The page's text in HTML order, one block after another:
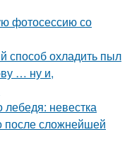
фотосессию со
способ охладить пыл
… ну и,
невестка
после сложнейшей